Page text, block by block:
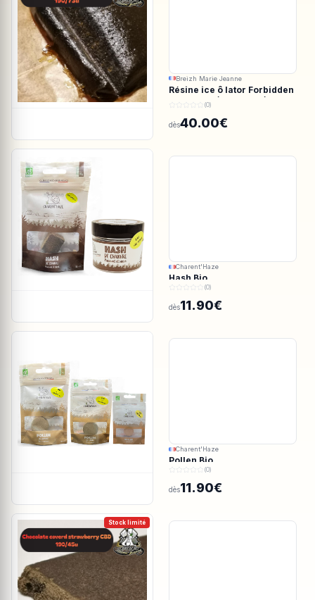
Breizh Marie Jeanne
Résine ice ô lator Forbidden
valley CBD/CBDV 190/73u
(0)
dès40.00€
Charent'Haze
Hash Bio
(0)
dès11.90€
Charent'Haze
Pollen Bio
(0)
dès11.90€
Stock limité